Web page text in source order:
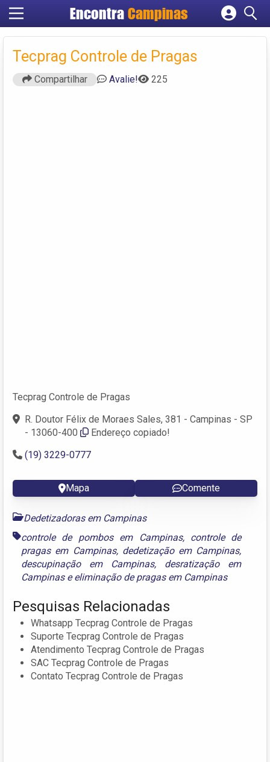
Encontra Campinas
Cadastrar empresa
Criar conta
Tecprag Controle de Pragas
Compartilhar Avalie! 225
Tecprag Controle de Pragas
R. Doutor Félix de Moraes Sales, 381 - Campinas - SP
- 13060-400
Endereço copiado!
(19) 3229-0777
Mapa Comente
Dedetizadoras em Campinas
controle de pombos em Campinas, controle de
pragas em Campinas, dedetização em Campinas,
descupinação em Campinas, desratização em
Campinaseeliminação de pragas em Campinas
Pesquisas Relacionadas
Whatsapp Tecprag Controle de Pragas
Suporte Tecprag Controle de Pragas
Atendimento Tecprag Controle de Pragas
SAC Tecprag Controle de Pragas
Contato Tecprag Controle de Pragas